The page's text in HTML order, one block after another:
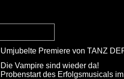
Umjubelte Premiere von TANZ
Die Vampire sind wieder da!
Probenstart des Erfolgsmusicals